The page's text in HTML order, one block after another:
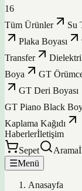
16
Tüm Ürünler
Su
Plaka Boyası
Transfer
Boya
GT
GT Deri Boyası
GT Piano Black
Kaplama Kağıdı
Haberlerİletişim
Sepet
Arama
☰Menü
Anasayfa